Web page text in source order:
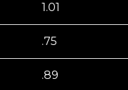
1.01
.75
.89